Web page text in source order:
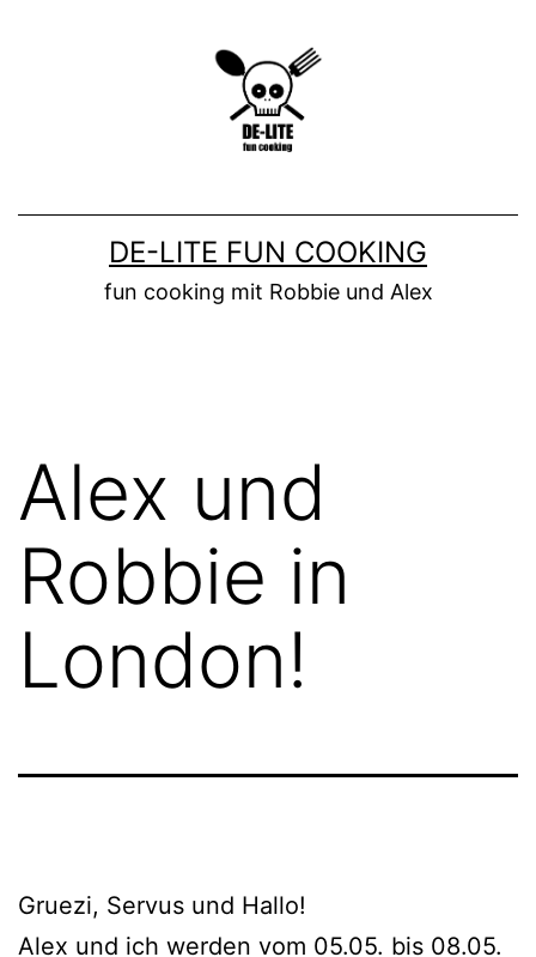
DE-LITE FUN COOKING
fun cooking mit Robbie und Alex
Alex und
Robbie in
London!
Gruezi, Servus und Hallo!
Alex und ich werden vom 05.05. bis 08.05.